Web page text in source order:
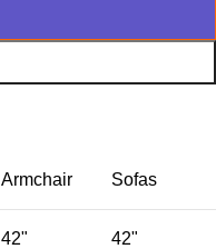
Armchair Sofas
42" 42"